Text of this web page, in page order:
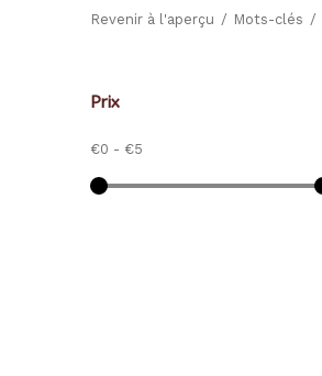
Revenir à l'aperçu Mots-clés
Prix
€0 - €5